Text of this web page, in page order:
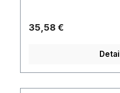
mmGewicht: 0.886 kgIP-
use only)Material: Copper
Regulärer Preis:
35,58 €